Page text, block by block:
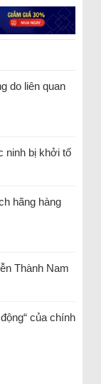
do liên quan
ninh bị khởi tố
hãng hàng
Thành Nam
của chính